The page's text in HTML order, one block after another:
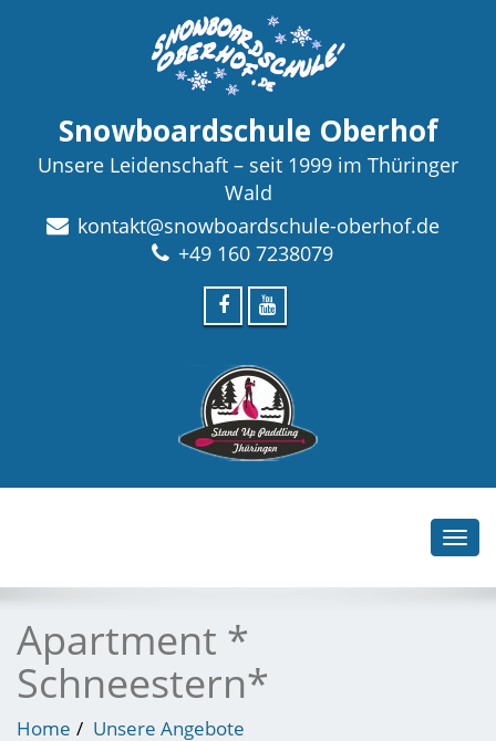
Snowboardschule Oberhof
Unsere Leidenschaft – seit 1999 im Thüringer
Wald
kontakt@snowboardschule-oberhof.de
+49 160 7238079
Apartment *
Schneestern*
Home
Unsere Angebote